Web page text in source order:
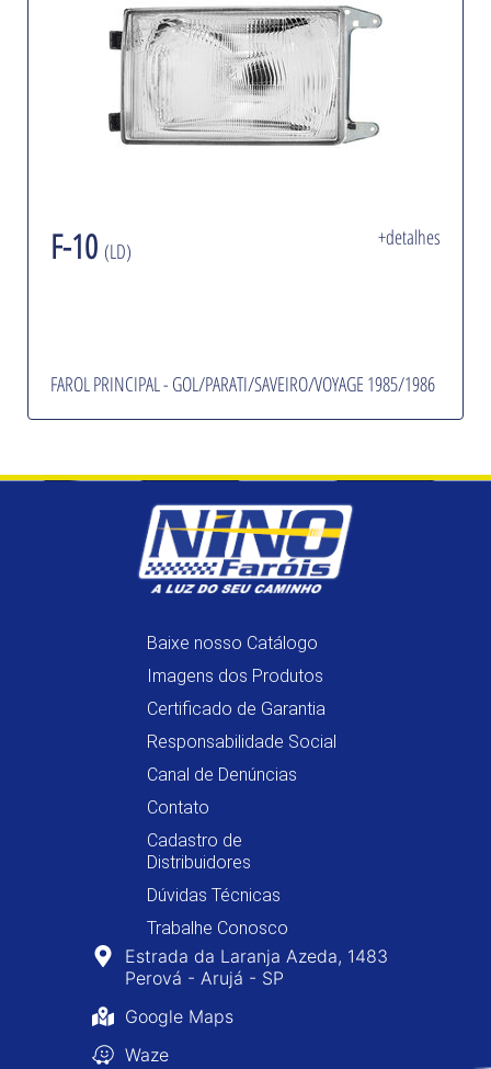
F-10 (LD)
+detalhes
FAROL PRINCIPAL - GOL/PARATI/SAVEIRO/VOYAGE 1985/1986
Baixe nosso Catálogo
Imagens dos Produtos
Certificado de Garantia
Responsabilidade Social
Canal de Denúncias
Contato
Cadastro de
Distribuidores
Dúvidas Técnicas
Trabalhe Conosco
Estrada da Laranja Azeda, 1483
Perová - Arujá - SP
Google Maps
Waze